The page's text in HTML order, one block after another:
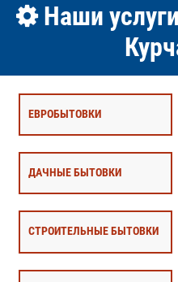
Наши
ЕВРОБЫТОВКИ
ДАЧНЫЕ БЫТОВКИ
СТРОИТЕЛЬНЫЕ БЫТОВКИ